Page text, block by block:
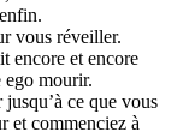
vous réveiller.
encore et encore
ego mourir.
ce que vous
et commenciez à